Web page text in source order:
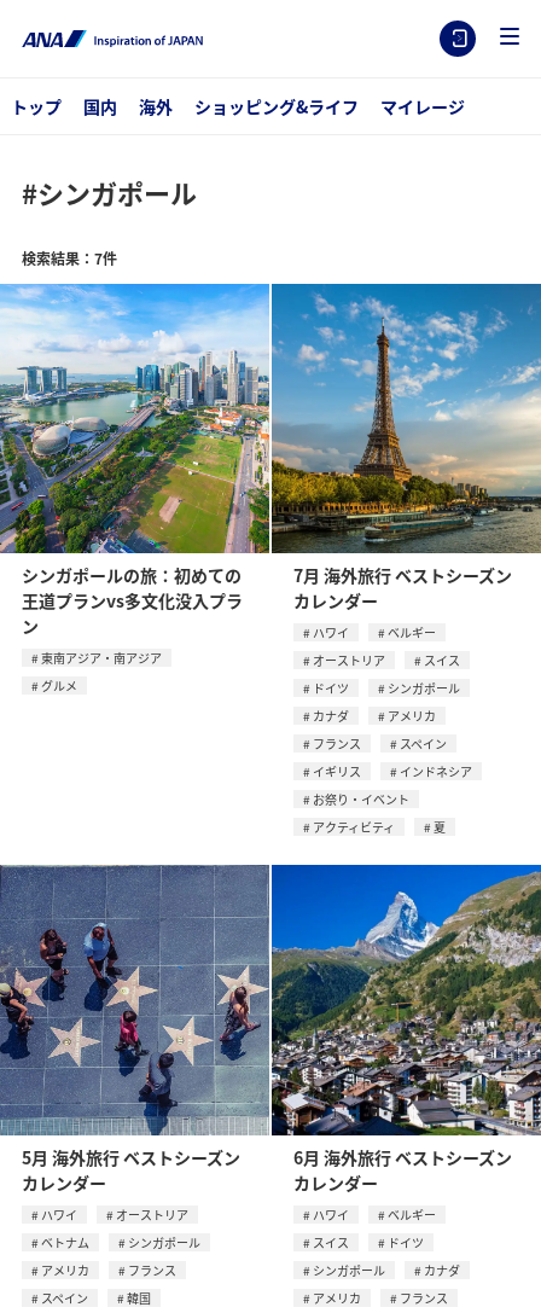
トップ 国内 海外 ショッピング&ライフ マイレージ
#シンガポール
検索結果：7件
シンガポールの旅：初めての
王道プランvs多文化没入プラ
ン
東南アジア・南アジア
グルメ
7月 海外旅行 ベストシーズン
カレンダー
ハワイ
ベルギー
オーストリア
スイス
ドイツ
シンガポール
カナダ
アメリカ
フランス
スペイン
イギリス
インドネシア
お祭り・イベント
アクティビティ
夏
5月 海外旅行 ベストシーズン
カレンダー
ハワイ
オーストリア
ベトナム
シンガポール
アメリカ
フランス
スペイン
韓国
6月 海外旅行 ベストシーズン
カレンダー
ハワイ
ベルギー
スイス
ドイツ
シンガポール
カナダ
アメリカ
フランス